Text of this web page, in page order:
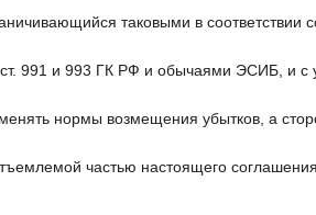
таковыми в соответствии
991 и 993 ГК РФ и обычаями ЭСИБ, и с
нормы возмещения убытков, а
частью настоящего